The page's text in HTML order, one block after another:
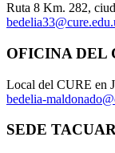
Ruta 8 Km. 282,
OFICINA DEL
Local del CURE en
bedelia-
SEDE